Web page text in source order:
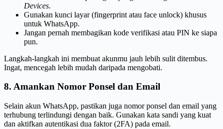
Devices.
Gunakan kunci layar (fingerprint atau face unlock) khusus
untuk WhatsApp.
Jangan pernah membagikan kode verifikasi atau PIN ke siapa
pun.
Langkah-langkah ini membuat akunmu jauh lebih sulit ditembus.
Ingat, mencegah lebih mudah daripada mengobati.
8. Amankan Nomor Ponsel dan Email
Selain akun WhatsApp, pastikan juga nomor ponsel dan email yang
terhubung terlindungi dengan baik. Gunakan kata sandi yang kuat
dan aktifkan autentikasi dua faktor (2FA) pada email.